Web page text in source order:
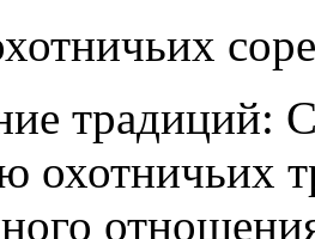
традиций:
охотничьих